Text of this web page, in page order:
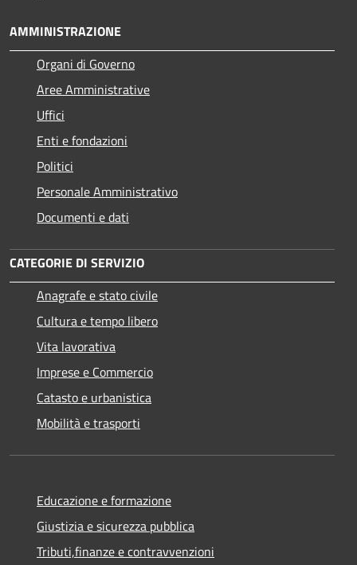
AMMINISTRAZIONE
Organi di Governo
Aree Amministrative
Uffici
Enti e fondazioni
Politici
Personale Amministrativo
Documenti e dati
CATEGORIE DI SERVIZIO
Anagrafe e stato civile
Cultura e tempo libero
Vita lavorativa
Imprese e Commercio
Catasto e urbanistica
Mobilità e trasporti
Educazione e formazione
Giustizia e sicurezza pubblica
Tributi,finanze e contravvenzioni